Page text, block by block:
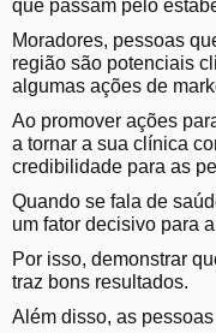
que passam pelo
Moradores, pessoas
região são potenciais
algumas ações de
Ao promover ações
a tornar a sua clínica
credibilidade para as
Quando se fala de
um fator decisivo para
Por isso, demonstrar
traz bons resultados.
Além disso, as